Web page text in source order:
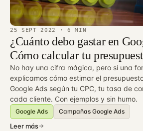
25 SEPT 2022 · 6 MIN
¿Cuánto debo gastar en
Cómo calcular tu
No hay una cifra mágica, pero sí una
explicamos cómo estimar el
Google Ads según tu CPC, tu tasa de
cada cliente. Con ejemplos y sin humo.
Google Ads Campañas Google Ads
Leer más